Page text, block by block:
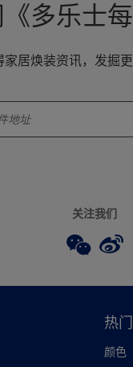
多乐士每
居焕装资讯，发掘更
关注我们
热
颜色